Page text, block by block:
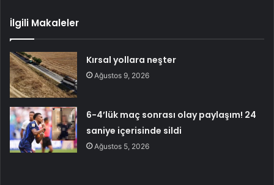
İlgili Makaleler
Kırsal yollara neşter
Ağustos 9, 2026
6-4’lük maç sonrası olay paylaşım! 24
saniye içerisinde sildi
Ağustos 5, 2026